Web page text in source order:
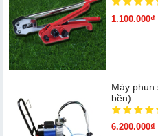
1.100.000₫
Máy phun
bền)
6.200.000₫